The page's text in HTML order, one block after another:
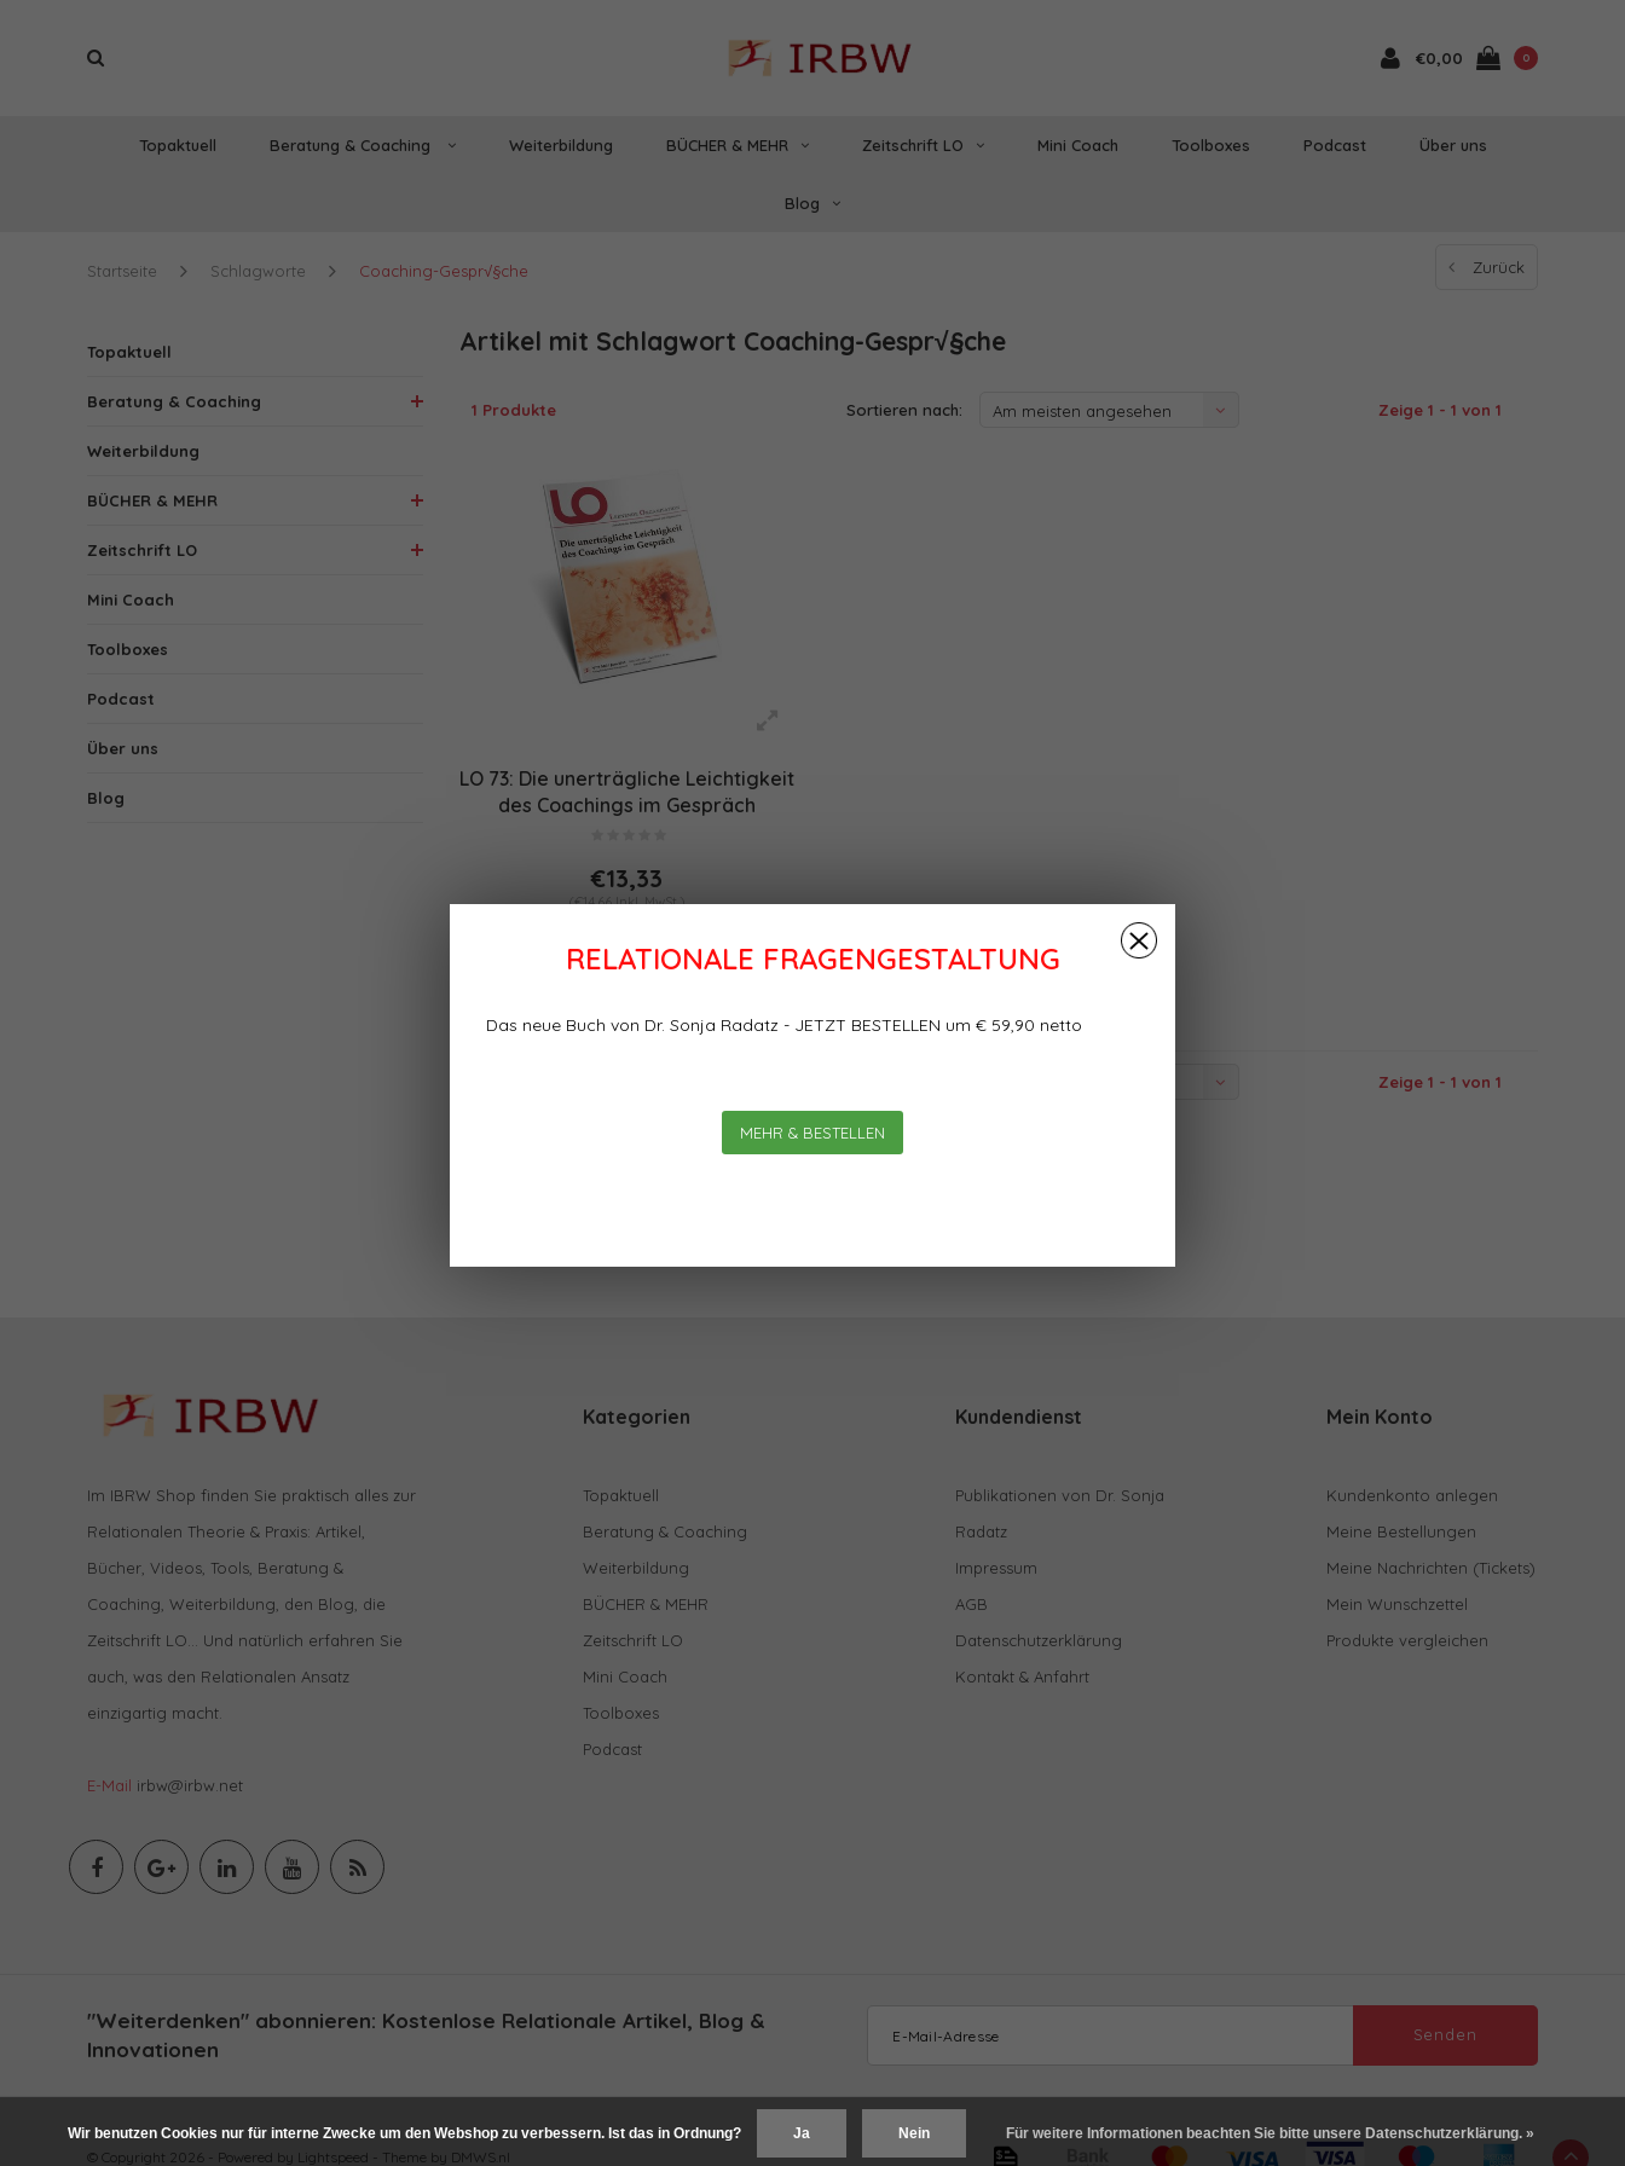
RELATIONALE FRAGENGESTALTUNG
Das neue Buch von Dr. Sonja Radatz - JETZT BESTELLEN um € 59,90 netto
MEHR & BESTELLEN
€0,00 0
Topaktuell Beratung & Coaching Weiterbildung BÜCHER & MEHR Zeitschrift LO Mini Coach Toolboxes Podcast Über uns
Blog
Startseite Schlagworte Coaching-Gespr√§che Zurück
Topaktuell
Beratung & Coaching
Weiterbildung
BÜCHER & MEHR
Zeitschrift LO
Mini Coach
Toolboxes
Podcast
Über uns
Blog
Artikel mit Schlagwort Coaching-Gespr√§che
1 Produkte Sortieren nach: Am meisten angesehen Zeige 1 - 1 von 1
LO 73: Die unerträgliche Leichtigkeit
des Coachings im Gespräch
€13,33
(€14,66 Inkl. MwSt.)
Zeige 1 - 1 von 1
Im IBRW Shop finden Sie praktisch alles zur
Relationalen Theorie & Praxis: Artikel,
Bücher, Videos, Tools, Beratung &
Coaching, Weiterbildung, den Blog, die
Zeitschrift LO… Und natürlich erfahren Sie
auch, was den Relationalen Ansatz
einzigartig macht.
E-Mail irbw@irbw.net
Kategorien
Topaktuell
Beratung & Coaching
Weiterbildung
BÜCHER & MEHR
Zeitschrift LO
Mini Coach
Toolboxes
Podcast
Kundendienst
Publikationen von Dr. Sonja
Radatz
Impressum
AGB
Datenschutzerklärung
Kontakt & Anfahrt
Mein Konto
Kundenkonto anlegen
Meine Bestellungen
Meine Nachrichten (Tickets)
Mein Wunschzettel
Produkte vergleichen
"Weiterdenken" abonnieren: Kostenlose Relationale Artikel, Blog &
Innovationen
Senden
© Copyright 2026 - Powered by Lightspeed - Theme by DMWS.nl
Wir benutzen Cookies nur für interne Zwecke um den Webshop zu verbessern. Ist das in Ordnung? Ja Nein Für weitere Informationen beachten Sie bitte unsere Datenschutzerklärung. »